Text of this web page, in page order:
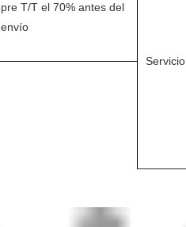
pre T/T el 70% antes del
envío
Servicio